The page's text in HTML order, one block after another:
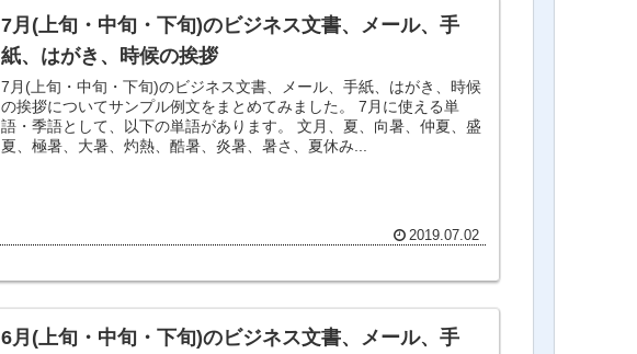
7月(上旬・中旬・下旬)のビジネス文書、メール、手
紙、はがき、時候の挨拶
7月(上旬・中旬・下旬)のビジネス文書、メール、手紙、はがき、時候
の挨拶についてサンプル例文をまとめてみました。 7月に使える単
語・季語として、以下の単語があります。 文月、夏、向暑、仲夏、盛
夏、極暑、大暑、灼熱、酷暑、炎暑、暑さ、夏休み...
2019.07.02
6月(上旬・中旬・下旬)のビジネス文書、メール、手